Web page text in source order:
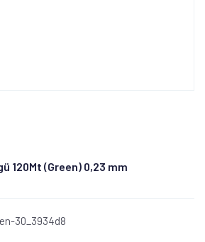
120Mt (Green) 0,23 mm
30_3934d8